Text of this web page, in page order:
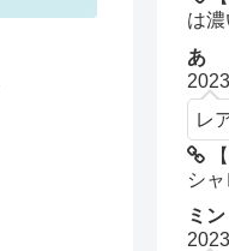
は
あ
レ
シ
ミン